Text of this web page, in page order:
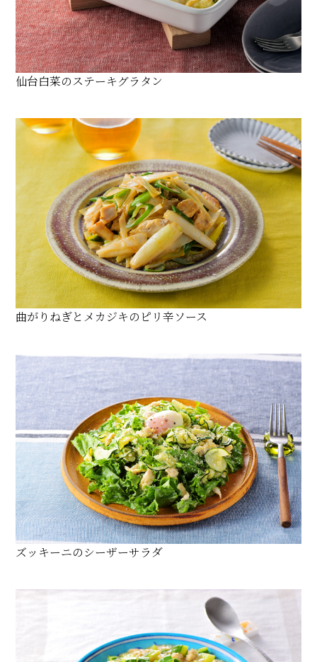
仙台白菜のステーキグラタン
曲がりねぎとメカジキのピリ辛ソース
ズッキーニのシーザーサラダ